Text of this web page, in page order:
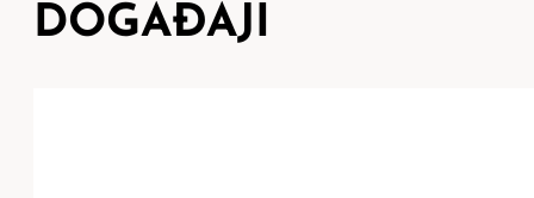
DOGAĐAJI